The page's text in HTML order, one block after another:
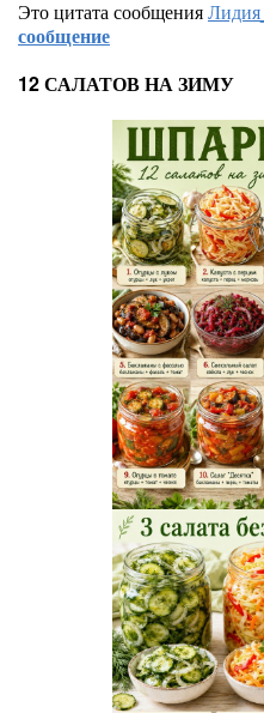
Это цитата сообщения
сообщение
12 САЛАТОВ НА ЗИМУ